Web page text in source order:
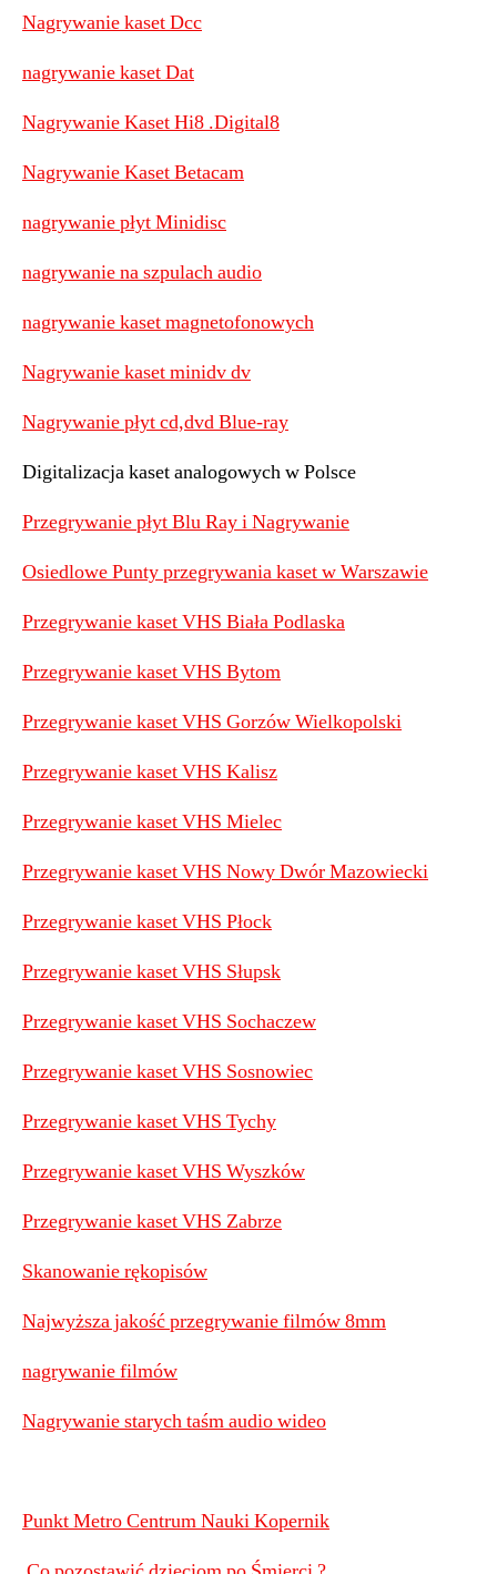
Nagrywanie kaset Dcc
nagrywanie kaset Dat
Nagrywanie Kaset Hi8 .Digital8
Nagrywanie Kaset Betacam
nagrywanie płyt Minidisc
nagrywanie na szpulach audio
nagrywanie kaset magnetofonowych
Nagrywanie kaset minidv dv
Nagrywanie płyt cd,dvd Blue-ray
Digitalizacja kaset analogowych w Polsce
Przegrywanie płyt Blu Ray i Nagrywanie
Osiedlowe Punty przegrywania kaset w Warszawie
Przegrywanie kaset VHS Biała Podlaska
Przegrywanie kaset VHS Bytom
Przegrywanie kaset VHS Gorzów Wielkopolski
Przegrywanie kaset VHS Kalisz
Przegrywanie kaset VHS Mielec
Przegrywanie kaset VHS Nowy Dwór Mazowiecki
Przegrywanie kaset VHS Płock
Przegrywanie kaset VHS Słupsk
Przegrywanie kaset VHS Sochaczew
Przegrywanie kaset VHS Sosnowiec
Przegrywanie kaset VHS Tychy
Przegrywanie kaset VHS Wyszków
Przegrywanie kaset VHS Zabrze
Skanowanie rękopisów
Najwyższa jakość przegrywanie filmów 8mm
nagrywanie filmów
Nagrywanie starych taśm audio wideo
Punkt Metro Centrum Nauki Kopernik